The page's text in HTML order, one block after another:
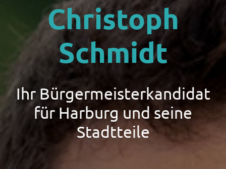
Christoph
Schmidt
Ihr Bürgermeisterkandidat
für Harburg und seine
Stadtteile